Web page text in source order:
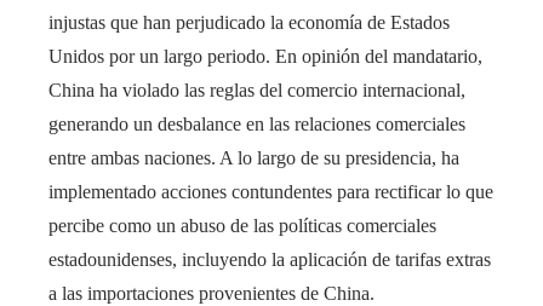
injustas que han perjudicado la economía de Estados
Unidos por un largo periodo. En opinión del mandatario,
China ha violado las reglas del comercio internacional,
generando un desbalance en las relaciones comerciales
entre ambas naciones. A lo largo de su presidencia, ha
implementado acciones contundentes para rectificar lo que
percibe como un abuso de las políticas comerciales
estadounidenses, incluyendo la aplicación de tarifas extras
a las importaciones provenientes de China.